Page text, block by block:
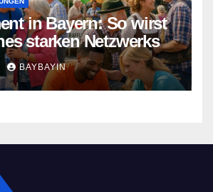
in Bayern: So wirst
starken Netzwerks
BAYBAYIN